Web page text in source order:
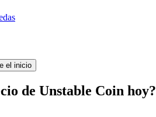
el inicio
de Unstable Coin hoy?